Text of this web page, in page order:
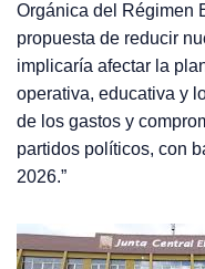
Orgánica del Régimen
propuesta de reducir
implicaría afectar la
operativa, educativa y
de los gastos y
partidos políticos, con
2026.”